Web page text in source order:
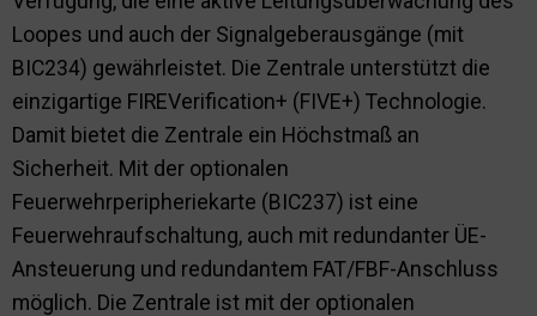
Loopes und auch der Signalgeberausgänge (mit
BIC234) gewährleistet. Die Zentrale unterstützt die
einzigartige FIREVerification+ (FIVE+) Technologie.
Damit bietet die Zentrale ein Höchstmaß an
Sicherheit. Mit der optionalen
Feuerwehrperipheriekarte (BIC237) ist eine
Feuerwehraufschaltung, auch mit redundanter ÜE-
Ansteuerung und redundantem FAT/FBF-Anschluss
möglich. Die Zentrale ist mit der optionalen